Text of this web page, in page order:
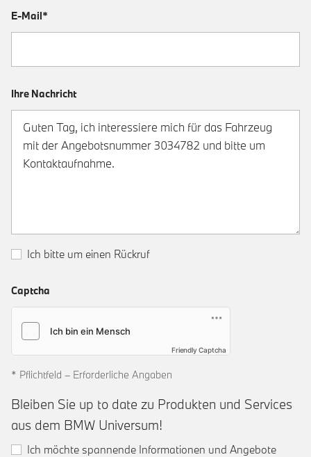
E-Mail*
Ihre Nachricht
Ich bitte um einen Rückruf
Captcha
Friendly Captcha
* Pflichtfeld – Erforderliche Angaben
Bleiben Sie up to date zu Produkten und Services
aus dem BMW Universum!
Ich möchte spannende Informationen und Angebote